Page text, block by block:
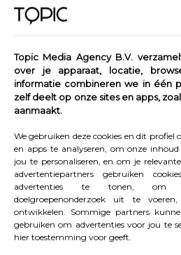
Topic Media Agency B.V.
over je apparaat, locatie,
informatie combineren we in één
zelf deelt op onze sites en apps,
aanmaakt.
We gebruiken deze cookies en dit
en apps te analyseren, om onze
jou te personaliseren, en om je
advertentiepartners gebruiken
advertenties te tonen, om
doelgroepenonderzoek uit te
ontwikkelen. Sommige partners
gebruiken om advertenties voor jou te
hier toestemming voor geeft.
helder kijken. Je hebt dan ook
“Daarnaast is laseren een
droge ogen hebt van
verder. En wat ook fijn is: het
checken, een nieuwe bril of
kopen, hoeft geen
lenzen... Natuurlijk kost zo’n
kort herstellen, maar daarna
klaar wat betreft je zicht. En dan
mensen toch wel waard.”